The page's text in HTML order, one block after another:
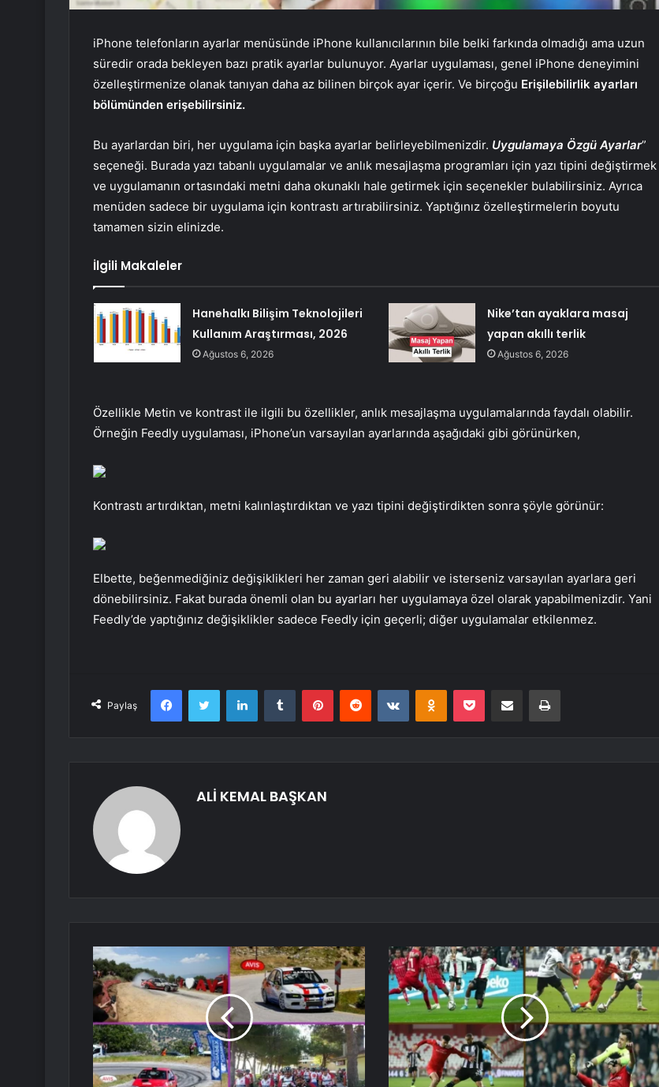
iPhone telefonların ayarlar menüsünde iPhone kullanıcılarının bile belki farkında olmadığı ama uzun
süredir orada bekleyen bazı pratik ayarlar bulunuyor. Ayarlar uygulaması, genel iPhone deneyimini
özelleştirmenize olanak tanıyan daha az bilinen birçok ayar içerir. Ve birçoğu Erişilebilirlik ayarları
bölümünden erişebilirsiniz.
Bu ayarlardan biri, her uygulama için başka ayarlar belirleyebilmenizdir. Uygulamaya Özgü Ayarlar”
seçeneği. Burada yazı tabanlı uygulamalar ve anlık mesajlaşma programları için yazı tipini değiştirmek
ve uygulamanın ortasındaki metni daha okunaklı hale getirmek için seçenekler bulabilirsiniz. Ayrıca
menüden sadece bir uygulama için kontrastı artırabilirsiniz. Yaptığınız özelleştirmelerin boyutu
tamamen sizin elinizde.
İlgili Makaleler
Hanehalkı Bilişim Teknolojileri
Kullanım Araştırması, 2026
Ağustos 6, 2026
Nike’tan ayaklara masaj
yapan akıllı terlik
Ağustos 6, 2026
Özellikle Metin ve kontrast ile ilgili bu özellikler, anlık mesajlaşma uygulamalarında faydalı olabilir.
Örneğin Feedly uygulaması, iPhone’un varsayılan ayarlarında aşağıdaki gibi görünürken,
Kontrastı artırdıktan, metni kalınlaştırdıktan ve yazı tipini değiştirdikten sonra şöyle görünür:
Elbette, beğenmediğiniz değişiklikleri her zaman geri alabilir ve isterseniz varsayılan ayarlara geri
dönebilirsiniz. Fakat burada önemli olan bu ayarları her uygulamaya özel olarak yapabilmenizdir. Yani
Feedly’de yaptığınız değişiklikler sadece Feedly için geçerli; diğer uygulamalar etkilenmez.
Paylaş
FacebookTwitter LinkedInTumblr PinterestReddit VKontakteOdnoklassniki
Pocket E-Posta ile paylaş Yazdır
ALİ KEMAL BAŞKAN